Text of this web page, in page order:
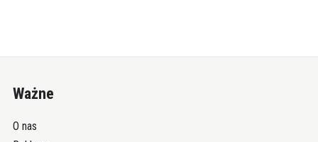
Ważne
O nas